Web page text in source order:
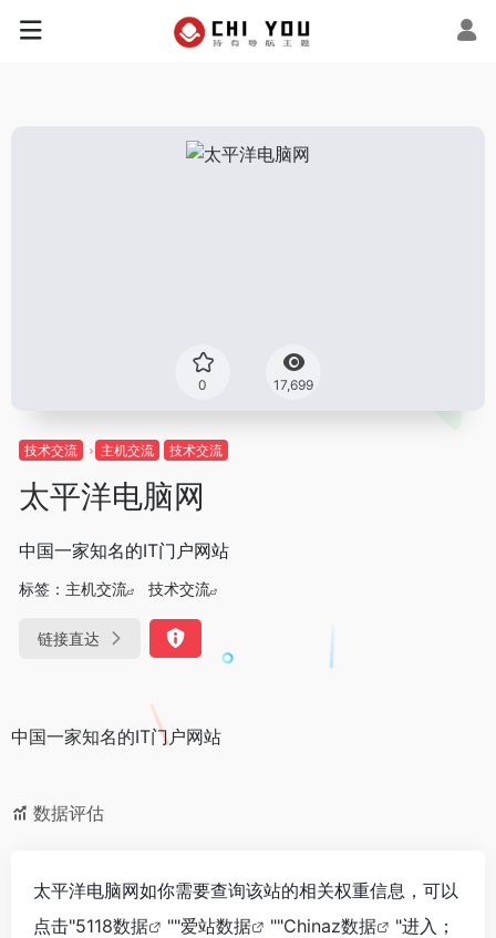
0 17,699
技术交流 主机交流 技术交流
太平洋电脑网
中国一家知名的IT门户网站
标签： 主机交流 技术交流
链接直达
中国一家知名的IT门户网站
数据评估
太平洋电脑网如你需要查询该站的相关权重信息，可以
点击"5118数据 ""爱站数据 ""Chinaz数据
"进入；